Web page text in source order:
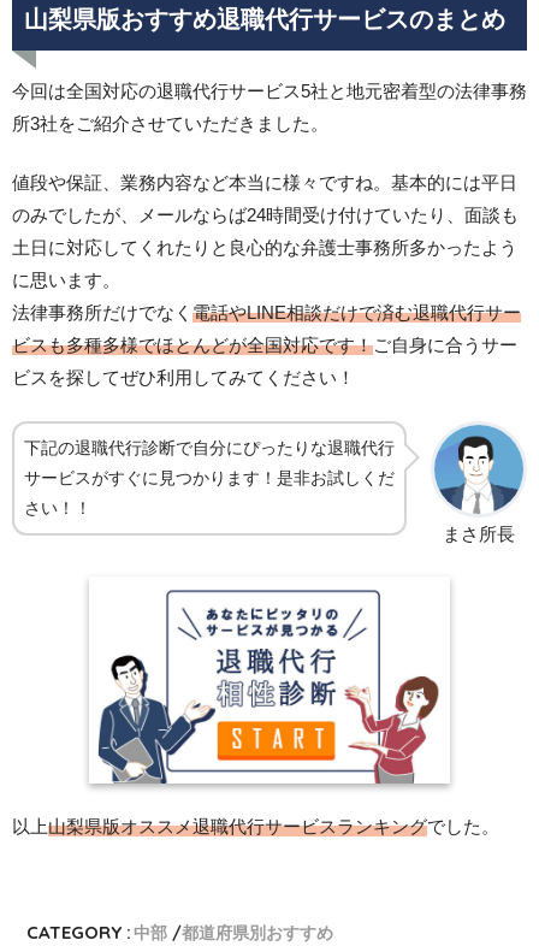
山梨県版おすすめ退職代行サービスのまとめ
今回は全国対応の退職代行サービス5社と地元密着型の法律事務
所3社をご紹介させていただきました。
値段や保証、業務内容など本当に様々ですね。基本的には平日
のみでしたが、メールならば24時間受け付けていたり、面談も
土日に対応してくれたりと良心的な弁護士事務所多かったよう
に思います。
法律事務所だけでなく 電話やLINE相談だけで済む退職代行サー
ビスも多種多様でほとんどが全国対応です！ご自身に合うサー
ビスを探してぜひ利用してみてください！
下記の退職代行診断で自分にぴったりな退職代行
サービスがすぐに見つかります！是非お試しくだ
さい！！
まさ所長
以上山梨県版オススメ退職代行サービスランキングでした。
CATEGORY : 中部 都道府県別おすすめ